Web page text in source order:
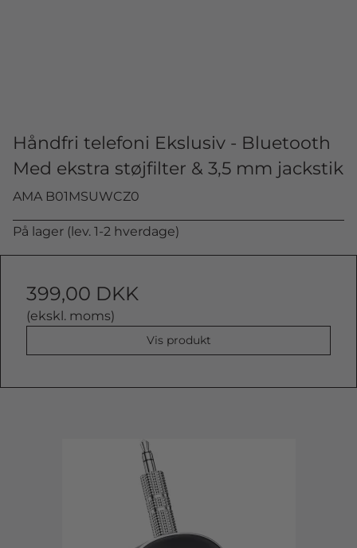
Håndfri telefoni Ekslusiv - Bluetooth
Med ekstra støjfilter & 3,5 mm jackstik
AMA B01MSUWCZ0
På lager (lev. 1-2 hverdage)
399,00 DKK
(ekskl. moms)
Vis produkt